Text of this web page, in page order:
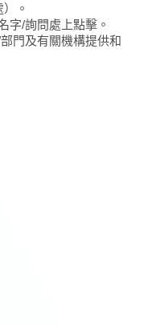
。
字/詢問處上點擊。
門及有關機構提供和